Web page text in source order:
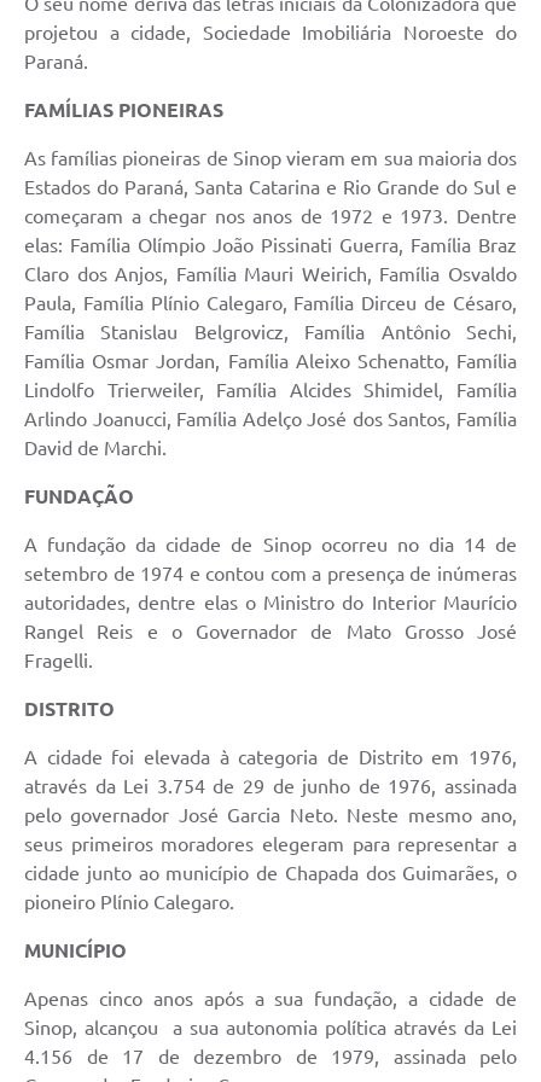
projetou a cidade, Sociedade Imobiliária Noroeste do
Paraná.
FAMÍLIAS PIONEIRAS
As famílias pioneiras de Sinop vieram em sua maioria dos
Estados do Paraná, Santa Catarina e Rio Grande do Sul e
começaram a chegar nos anos de 1972 e 1973. Dentre
elas: Família Olímpio João Pissinati Guerra, Família Braz
Claro dos Anjos, Família Mauri Weirich, Família Osvaldo
Paula, Família Plínio Calegaro, Família Dirceu de Césaro,
Família Stanislau Belgrovicz, Família Antônio Sechi,
Família Osmar Jordan, Família Aleixo Schenatto, Família
Lindolfo Trierweiler, Família Alcides Shimidel, Família
Arlindo Joanucci, Família Adelço José dos Santos, Família
David de Marchi.
FUNDAÇÃO
A fundação da cidade de Sinop ocorreu no dia 14 de
setembro de 1974 e contou com a presença de inúmeras
autoridades, dentre elas o Ministro do Interior Maurício
Rangel Reis e o Governador de Mato Grosso José
Fragelli.
DISTRITO
A cidade foi elevada à categoria de Distrito em 1976,
através da Lei 3.754 de 29 de junho de 1976, assinada
pelo governador José Garcia Neto. Neste mesmo ano,
seus primeiros moradores elegeram para representar a
cidade junto ao município de Chapada dos Guimarães, o
pioneiro Plínio Calegaro.
MUNICÍPIO
Apenas cinco anos após a sua fundação, a cidade de
Sinop, alcançou a sua autonomia política através da Lei
4.156 de 17 de dezembro de 1979, assinada pelo